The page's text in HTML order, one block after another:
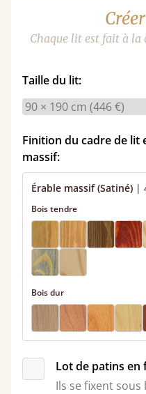
Chaque lit est fait à la
Taille du lit:
Finition du cadre de lit
massif:
Érable massif (Satiné) |
Bois tendre
Bois dur
Lot de patins en
Ils se fixent